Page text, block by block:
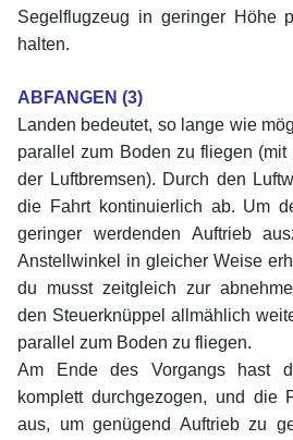
Segelflugzeug in geringer Höhe
halten.
ABFANGEN (3)
Landen bedeutet, so lange wie
parallel zum Boden zu fliegen (mit
der Luftbremsen). Durch den
die Fahrt kontinuierlich ab. Um
geringer werdenden Auftrieb
Anstellwinkel in gleicher Weise
du musst zeitgleich zur
den Steuerknüppel allmählich
parallel zum Boden zu fliegen.
Am Ende des Vorgangs hast
komplett durchgezogen, und die
aus, um genügend Auftrieb zu